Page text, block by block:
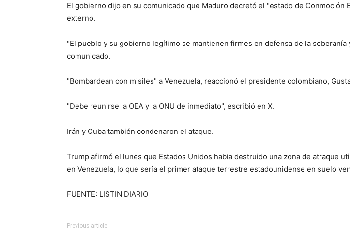
El gobierno dijo en su comunicado que Maduro decretó el "estado de
externo.
"El pueblo y su gobierno legítimo se mantienen firmes en defensa de la
comunicado.
"Bombardean con misiles" a Venezuela, reaccionó el presidente colombiano,
"Debe reunirse la OEA y la ONU de inmediato", escribió en X.
Irán y Cuba también condenaron el ataque.
Trump afirmó el lunes que Estados Unidos había destruido una zona de atraque
en Venezuela, lo que sería el primer ataque terrestre estadounidense en suelo
FUENTE: LISTIN DIARIO
Previous article